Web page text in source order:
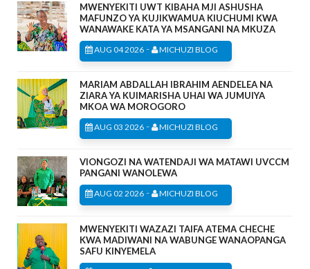
MWENYEKITI UWT KIBAHA MJI ASHUSHA
MAFUNZO YA KUJIKWAMUA KIUCHUMI KWA
WANAWAKE KATA YA MSANGANI NA MKUZA
AUG 04 2026 - MICHUZI BLOG
MARIAM ABDALLAH IBRAHIM AENDELEA NA
ZIARA YA KUIMARISHA UHAI WA JUMUIYA
MKOA WA MOROGORO
AUG 03 2026 - MICHUZI BLOG
VIONGOZI NA WATENDAJI WA MATAWI UVCCM
PANGANI WANOLEWA
AUG 02 2026 - MICHUZI BLOG
MWENYEKITI WAZAZI TAIFA ATEMA CHECHE
KWA MADIWANI NA WABUNGE WANAOPANGA
SAFU KINYEMELA